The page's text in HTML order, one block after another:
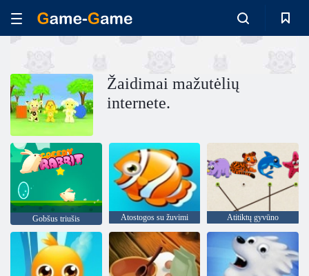
Žaidimai mažutėlių
internete.
Gobšus triušis Atostogos su žuvimi Atitiktų gyvūno